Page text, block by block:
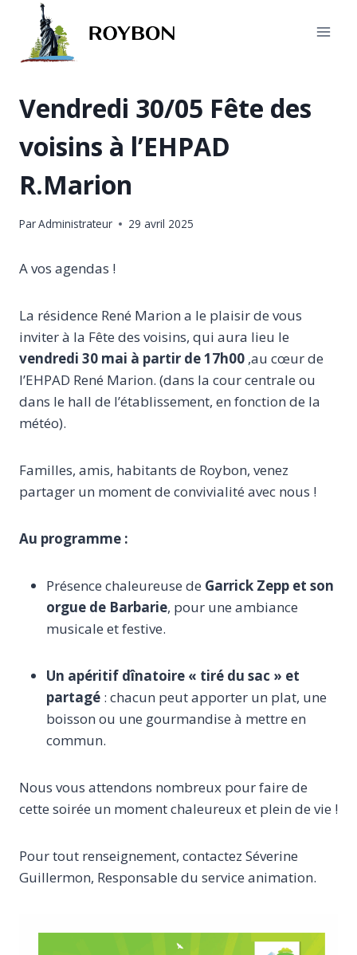
contenu
Vendredi 30/05 Fête des
voisins à l’EHPAD
R.Marion
ParAdministrateur 29 avril 2025
A vos agendas !
La résidence René Marion a le plaisir de vous
inviter à la Fête des voisins, qui aura lieu le
vendredi 30 mai à partir de 17h00 ,au cœur de
l’EHPAD René Marion. (dans la cour centrale ou
dans le hall de l’établissement, en fonction de la
météo).
Familles, amis, habitants de Roybon, venez
partager un moment de convivialité avec nous !
Au programme :
Présence chaleureuse de Garrick Zepp et son
orgue de Barbarie, pour une ambiance
musicale et festive.
Un apéritif dînatoire « tiré du sac » et
partagé : chacun peut apporter un plat, une
boisson ou une gourmandise à mettre en
commun.
Nous vous attendons nombreux pour faire de
cette soirée un moment chaleureux et plein de vie !
Pour tout renseignement, contactez Séverine
Guillermon, Responsable du service animation.